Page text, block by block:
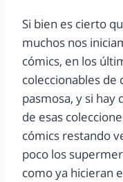
Si bien es cierto
muchos nos
cómics, en los
coleccionables de
pasmosa, y si hay
de esas
cómics restando
poco los
como ya hicieran